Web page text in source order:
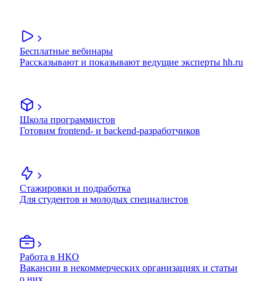
Бесплатные вебинары
Рассказывают и показывают ведущие эксперты hh.ru
Школа программистов
Готовим frontend- и backend-разработчиков
Стажировки и подработка
Для студентов и молодых специалистов
Работа в НКО
Вакансии в некоммерческих организациях и статьи